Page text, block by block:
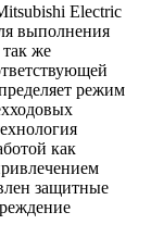
Electric
выполнения
же
режим
как
защитные